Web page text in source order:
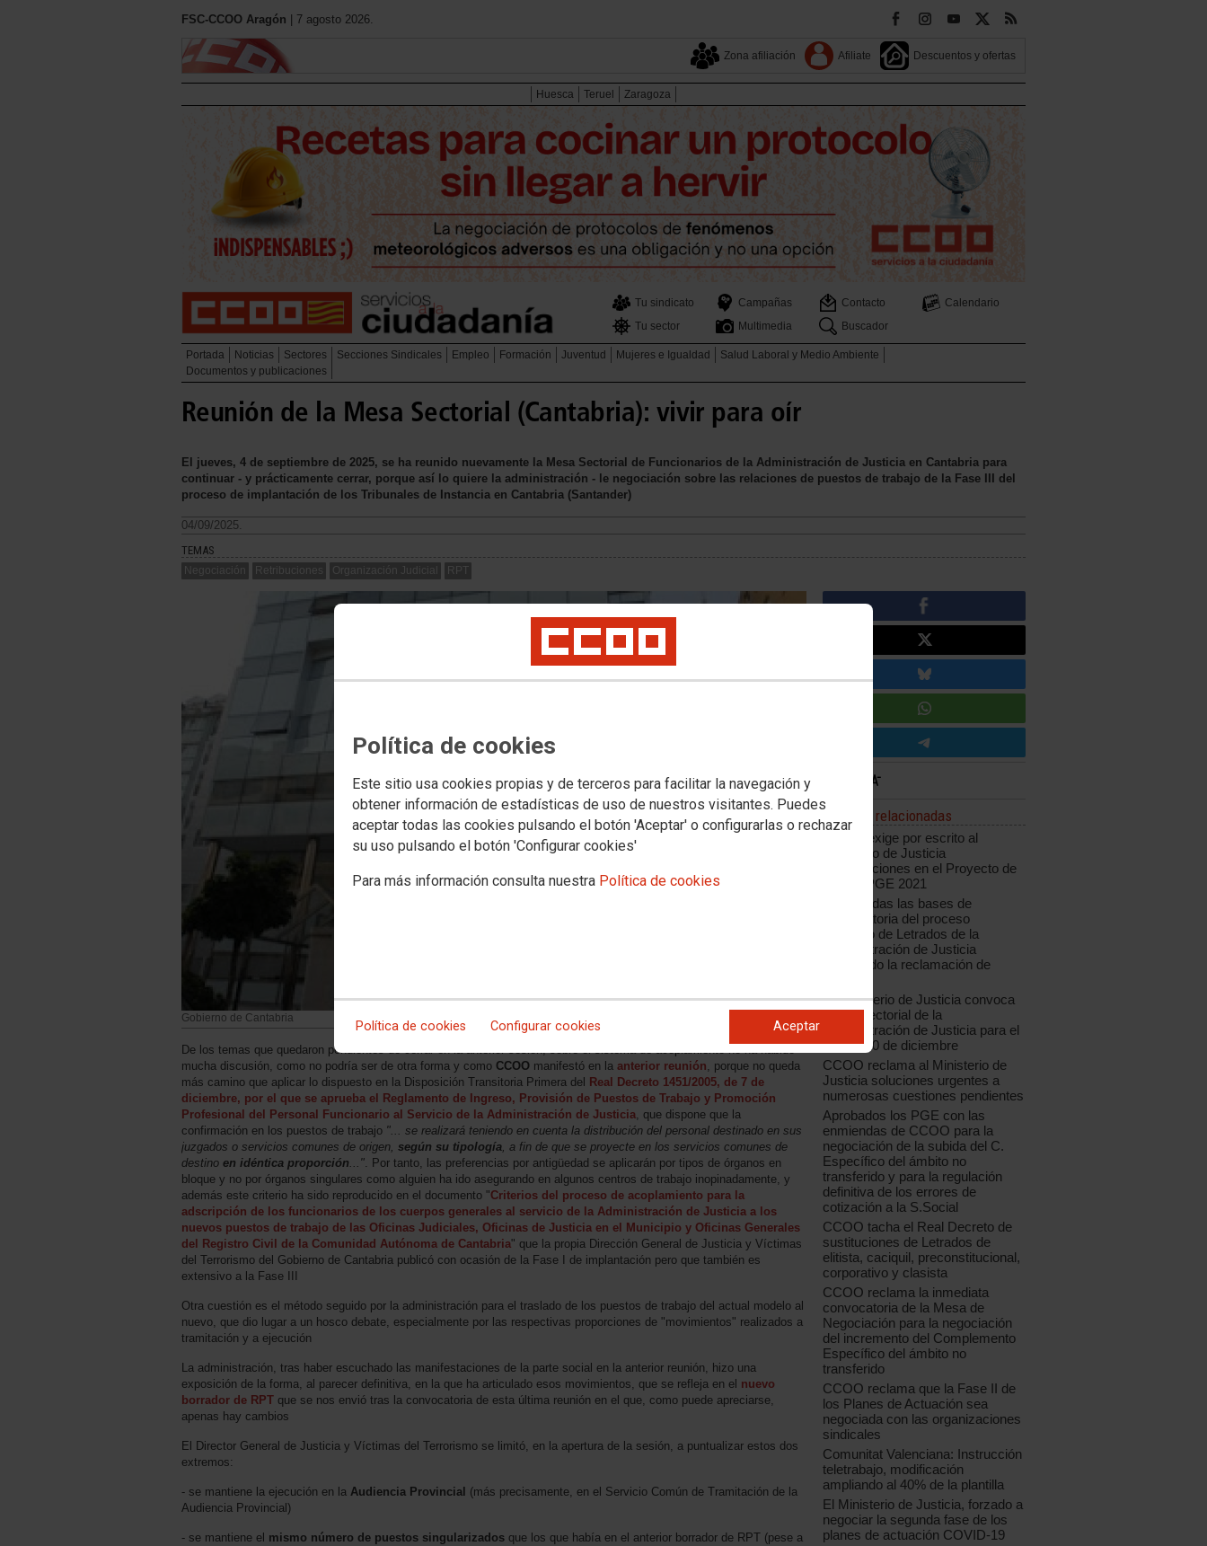
Política de cookies
Este sitio usa cookies propias y de terceros para facilitar la navegación y
obtener información de estadísticas de uso de nuestros visitantes. Puedes
aceptar todas las cookies pulsando el botón 'Aceptar' o configurarlas o rechazar
su uso pulsando el botón 'Configurar cookies'
Para más información consulta nuestra Política de cookies
Política de cookies Configurar cookies Aceptar
FSC-CCOO Aragón | 7 agosto 2026.
Zona afiliación Afiliate Descuentos y ofertas
Huesca Teruel Zaragoza
Tu sindicato Campañas Contacto
Calendario
Tu sector
Multimedia Buscador
Portada Noticias Sectores Secciones Sindicales Empleo Formación Juventud Mujeres e Igualdad
Salud Laboral y Medio Ambiente
Documentos y publicaciones
Reunión de la Mesa Sectorial (Cantabria): vivir para oír
El jueves, 4 de septiembre de 2025, se ha reunido nuevamente la Mesa Sectorial de Funcionarios de la Administración de Justicia en Cantabria para
continuar - y prácticamente cerrar, porque así lo quiere la administración - le negociación sobre las relaciones de puestos de trabajo de la Fase III del
proceso de implantación de los Tribunales de Instancia en Cantabria (Santander)
04/09/2025.
TEMAS
Negociación Retribuciones Organización Judicial RPT
Gobierno de Cantabria
De los temas que quedaron pendientes de cerrar en la anterior sesión, sobre el sistema de acoplamiento no ha habido
mucha discusión, como no podría ser de otra forma y como CCOO manifestó en la anterior reunión, porque no queda
más camino que aplicar lo dispuesto en la Disposición Transitoria Primera del
Real Decreto 1451/2005, de 7 de
diciembre, por el que se aprueba el Reglamento de Ingreso, Provisión de Puestos de Trabajo y Promoción
Profesional del Personal Funcionario al Servicio de la Administración de Justicia, que dispone que la
confirmación en los puestos de trabajo "... se realizará teniendo en cuenta la distribución del personal destinado en sus
juzgados o servicios comunes de origen, según su tipología, a fin de que se proyecte en los servicios comunes de
destino en idéntica proporción...". Por tanto, las preferencias por antigüedad se aplicarán por tipos de órganos en
bloque y no por órganos singulares como alguien ha ido asegurando en algunos centros de trabajo inopinadamente, y
además este criterio ha sido reproducido en el documento "Criterios del proceso de acoplamiento para la
adscripción de los funcionarios de los cuerpos generales al servicio de la Administración de Justicia a los
nuevos puestos de trabajo de las Oficinas Judiciales, Oficinas de Justicia en el Municipio y Oficinas Generales
del Registro Civil de la Comunidad Autónoma de Cantabria" que la propia Dirección General de Justicia y Víctimas
del Terrorismo del Gobierno de Cantabria publicó con ocasión de la Fase I de implantación pero que también es
extensivo a la Fase III
Otra cuestión es el método seguido por la administración para el traslado de los puestos de trabajo del actual modelo al
nuevo, que dio lugar a un hosco debate, especialmente por las respectivas proporciones de "movimientos" realizados a
tramitación y a ejecución
La administración, tras haber escuchado las manifestaciones de la parte social en la anterior reunión, hizo una
exposición de la forma, al parecer definitiva, en la que ha articulado esos movimientos, que se refleja en el nuevo
borrador de RPT que se nos envió tras la convocatoria de esta última reunión en el que, como puede apreciarse,
apenas hay cambios
El Director General de Justicia y Víctimas del Terrorismo se limitó, en la apertura de la sesión, a puntualizar estos dos
extremos:
- se mantiene la ejecución en la Audiencia Provincial (más precisamente, en el Servicio Común de Tramitación de la
Audiencia Provincial)
- se mantiene el mismo número de puestos singularizados que los que había en el anterior borrador de RPT (pese a
Noticias relacionadas
CCOO exige por escrito al
Ministerio de Justicia
modificaciones en el Proyecto de
Ley de PGE 2021
Modificadas las bases de
convocatoria del proceso
selectivo de Letrados de la
Administración de Justicia
aceptando la reclamación de
El Ministerio de Justicia convoca
Mesa Sectorial de la
Administración de Justicia para el
jueves 10 de diciembre
CCOO reclama al Ministerio de
Justicia soluciones urgentes a
numerosas cuestiones pendientes
Aprobados los PGE con las
enmiendas de CCOO para la
negociación de la subida del C.
Específico del ámbito no
transferido y para la regulación
definitiva de los errores de
cotización a la S.Social
CCOO tacha el Real Decreto de
sustituciones de Letrados de
elitista, caciquil, preconstitucional,
corporativo y clasista
CCOO reclama la inmediata
convocatoria de la Mesa de
Negociación para la negociación
del incremento del Complemento
Específico del ámbito no
transferido
CCOO reclama que la Fase II de
los Planes de Actuación sea
negociada con las organizaciones
sindicales
Comunitat Valenciana: Instrucción
teletrabajo, modificación
ampliando al 40% de la plantilla
El Ministerio de Justicia, forzado a
negociar la segunda fase de los
planes de actuación COVID-19